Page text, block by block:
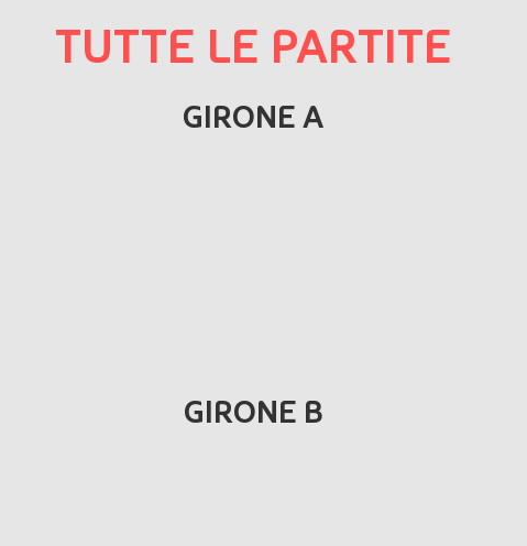
TUTTE LE PARTITE
GIRONE A
GIRONE B